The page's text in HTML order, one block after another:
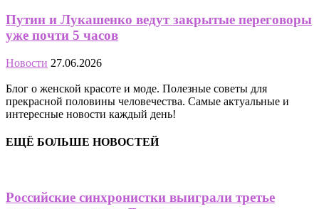
Путин и Лукашенко ведут закрытые переговоры
уже почти 5 часов
Новости 27.06.2026
Блог о женской красоте и моде. Полезные советы для
прекрасной половины человечества. Самые актуальные и
интересные новости каждый день!
ЕЩЁ БОЛЬШЕ НОВОСТЕЙ
Российские синхронистки выиграли третье